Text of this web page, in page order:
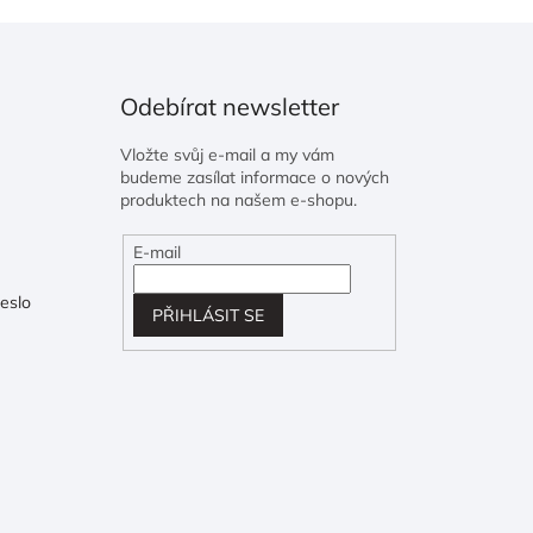
Odebírat newsletter
Vložte svůj e-mail a my vám
budeme zasílat informace o nových
produktech na našem e-shopu.
E-mail
PŘIHLÁSIT SE